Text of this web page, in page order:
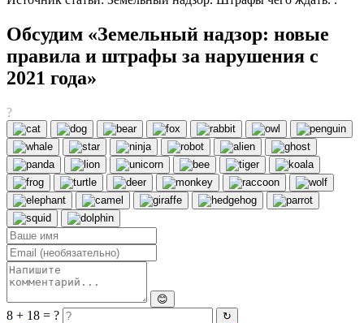
Обсудим «Земельный надзор: новые
правила и штрафы за нарушения с
2021 года»
?
😊
8 + 18 = ? ↻